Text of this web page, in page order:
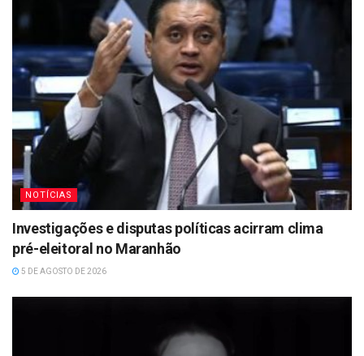
NOTÍCIAS
Investigações e disputas políticas acirram clima
pré-eleitoral no Maranhão
5 DE AGOSTO DE 2026